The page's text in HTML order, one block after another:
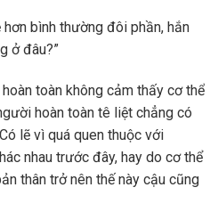
hơn bình thường đôi phần, hắn
ở đâu?”
toàn không cảm thấy cơ thể
hoàn toàn tê liệt chẳng có
lẽ vì quá quen thuộc với
nhau trước đây, hay do cơ thể
thân trở nên thế này cậu cũng